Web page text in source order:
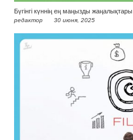
Бүгінгі күннің ең маңызды жаңалықтары
редактор 30 июня, 2025